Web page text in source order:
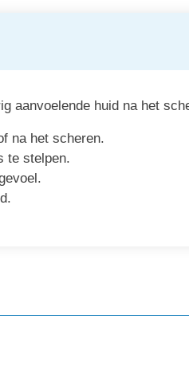
aanvoelende huid na het
na het scheren.
te stelpen.